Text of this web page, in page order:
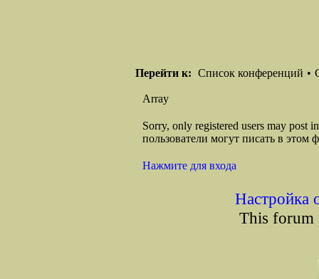
Перейти к: Список конференций •
Array
Sorry, only registered users may post
пользователи могут писать в этом
Нажмите для входа
Настройка
This